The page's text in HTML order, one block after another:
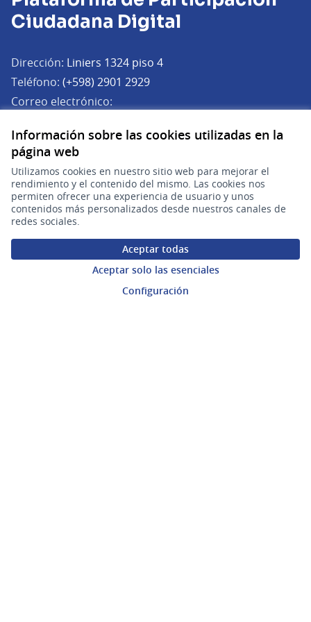
Información sobre las cookies utilizadas en la
página web
Utilizamos cookies en nuestro sitio web para mejorar el
rendimiento y el contenido del mismo. Las cookies nos
permiten ofrecer una experiencia de usuario y unos
contenidos más personalizados desde nuestros canales de
redes sociales.
Aceptar todas
Aceptar solo las esenciales
Configuración
Ciudadana Digital
Dirección: Liniers 1324 piso 4
Teléfono: (+598) 2901 2929
Correo electrónico:
plataforma.participacion@agesic.gub.uy(Abrir en una
Horario de atención:
Lunes a viernes de 9:30 a 17:30 hs.
Plataforma de Participación Ciudadana Digital en X
(Enlace externo)
Plataforma de Participación Ciudadana Digital en Facebook
(Enlace externo)
Plataforma de Participación Ciudadana Digital en
(Enlace externo)
Participá
Procesos